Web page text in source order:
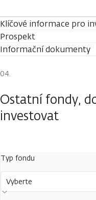
Klíčové informace pro
Prospekt
Informační dokumenty
Ostatní fondy,
investovat
Typ fondu
Vyberte